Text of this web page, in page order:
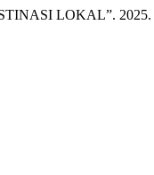
LOKAL”. 2025.